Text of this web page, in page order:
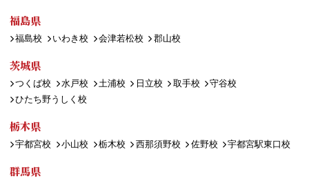
福島県
福島校 いわき校 会津若松校 郡山校
茨城県
つくば校 水戸校 土浦校 日立校 取手校
守谷校
ひたち野うしく校
栃木県
宇都宮校 小山校 栃木校 西那須野校 佐野校 宇都宮駅東口校
群馬県